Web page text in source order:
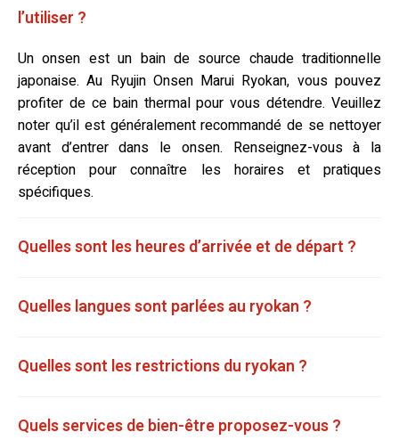
l’utiliser ?
Un onsen est un bain de source chaude traditionnelle
japonaise. Au Ryujin Onsen Marui Ryokan, vous pouvez
profiter de ce bain thermal pour vous détendre. Veuillez
noter qu’il est généralement recommandé de se nettoyer
avant d’entrer dans le onsen. Renseignez-vous à la
réception pour connaître les horaires et pratiques
spécifiques.
Quelles sont les heures d’arrivée et de départ ?
Quelles langues sont parlées au ryokan ?
Quelles sont les restrictions du ryokan ?
Quels services de bien-être proposez-vous ?